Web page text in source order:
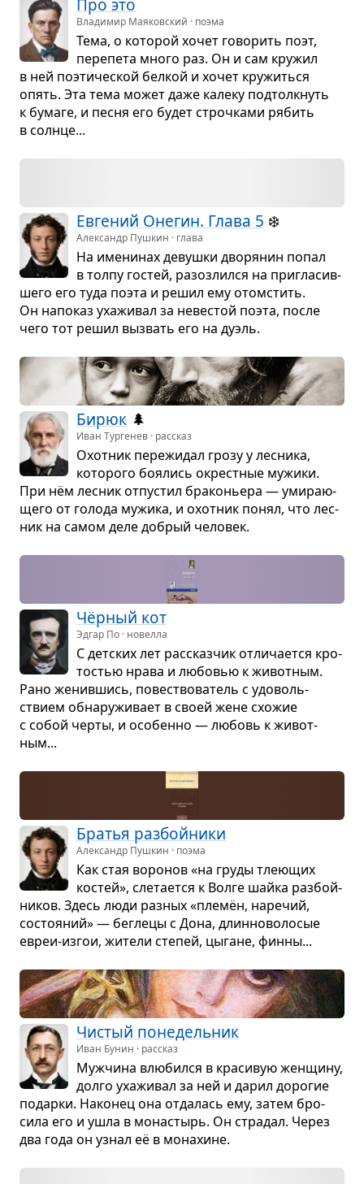
Про это
Владимир Маяковский · поэма
Тема, о кото­рой хочет гово­рить поэт,
пере­пета много раз. Он и сам кру­жил
в ней поэ­ти­че­ской бел­кой и хочет кру­житься
опять. Эта тема может даже калеку под­толк­нуть
к бумаге, и песня его будет строч­ками рябить
в солнце...
Евге­ний Оне­гин. Глава 5 ❄️
Александр Пушкин · глава
На име­ни­нах девушки дво­ря­нин попал
в толпу гостей, разо­злился на при­гла­сив­
шего его туда поэта и решил ему ото­мстить.
Он напо­каз уха­жи­вал за неве­стой поэта, после
чего тот решил вызвать его на дуэль.
Бирюк 🌲
Иван Тургенев · рассказ
Охот­ник пере­жи­дал грозу у лес­ника,
кото­рого боя­лись окрест­ные мужики.
При нём лес­ник отпу­стил бра­ко­ньера — уми­ра­ю­
щего от голода мужика, и охот­ник понял, что лес­
ник на самом деле добрый чело­век.
Чёр­ный кот
Эдгар По · новелла
С дет­ских лет рас­сказ­чик отли­ча­ется кро­
то­стью нрава и любо­вью к живот­ным.
Рано женив­шись, повест­во­ва­тель с удо­воль­
ствием обна­ру­жи­вает в своей жене схо­жие
с собой черты, и осо­бенно — любовь к живот­
ным...
Бра­тья раз­бой­ники
Александр Пушкин · поэма
Как стая воро­нов «на груды тле­ю­щих
костей», сле­та­ется к Волге шайка раз­бой­
ни­ков. Здесь люди раз­ных «племён, наре­чий,
состо­я­ний» — бег­лецы с Дона, длин­но­во­ло­сые
евреи-изгои, жители сте­пей, цыгане, финны...
Чистый поне­дель­ник
Иван Бунин · рассказ
Муж­чина влю­бился в кра­си­вую жен­щину,
долго уха­жи­вал за ней и дарил доро­гие
подарки. Нако­нец она отда­лась ему, затем бро­
сила его и ушла в мона­стырь. Он стра­дал. Через
два года он узнал её в мона­хине.